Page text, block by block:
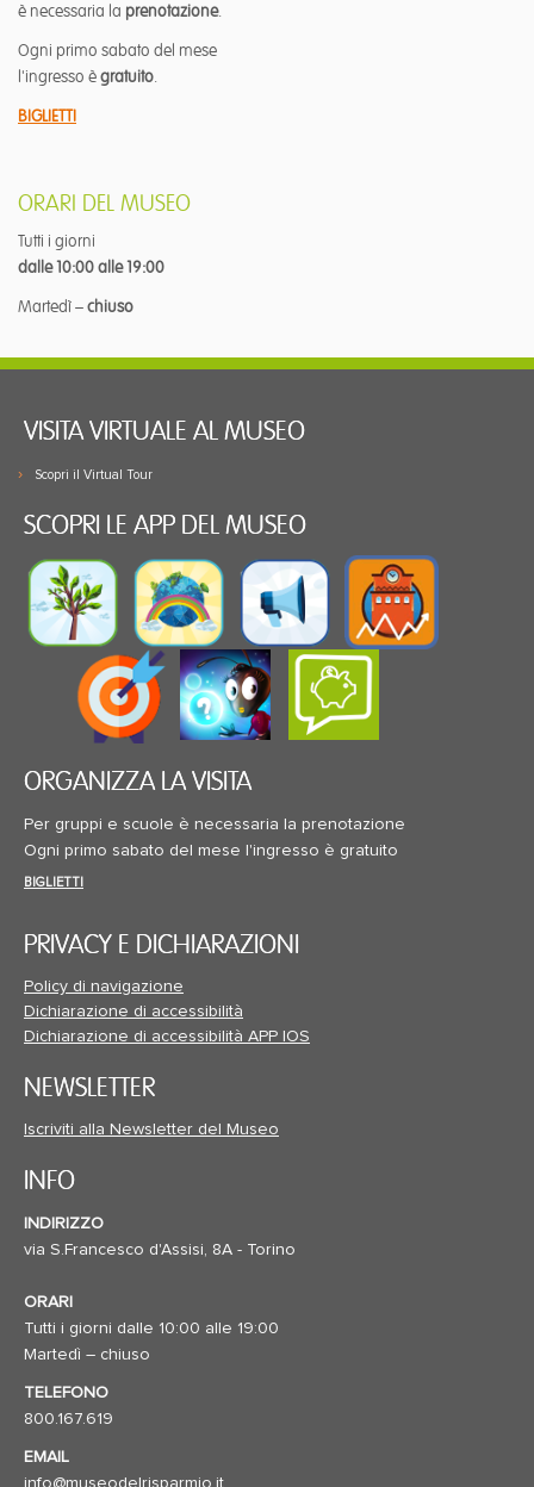
è necessaria la prenotazione.
Ogni primo sabato del mese
l'ingresso ègratuito.
BIGLIETTI
ORARI DEL MUSEO
Tutti i giorni
dalle 10:00 alle 19:00
Martedì –chiuso
VISITA VIRTUALE AL MUSEO
Scopri il Virtual Tour
SCOPRI LE APP DEL MUSEO
ORGANIZZA LA VISITA
Per gruppi e scuole è necessaria la prenotazione
Ogni primo sabato del mese l'ingresso è gratuito
BIGLIETTI
PRIVACY E DICHIARAZIONI
Policy di navigazione
Dichiarazione di accessibilità
Dichiarazione di accessibilità APP IOS
NEWSLETTER
Iscriviti alla Newsletter del Museo
INFO
INDIRIZZO
via S.Francesco d'Assisi, 8A - Torino
ORARI
Tutti i giorni dalle 10:00 alle 19:00
Martedì – chiuso
TELEFONO
800.167.619
EMAIL
info@museodelrisparmio.it